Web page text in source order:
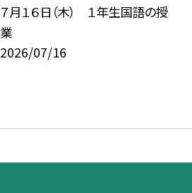
７月１６日（木） １年生国語の授
業
2026/07/16